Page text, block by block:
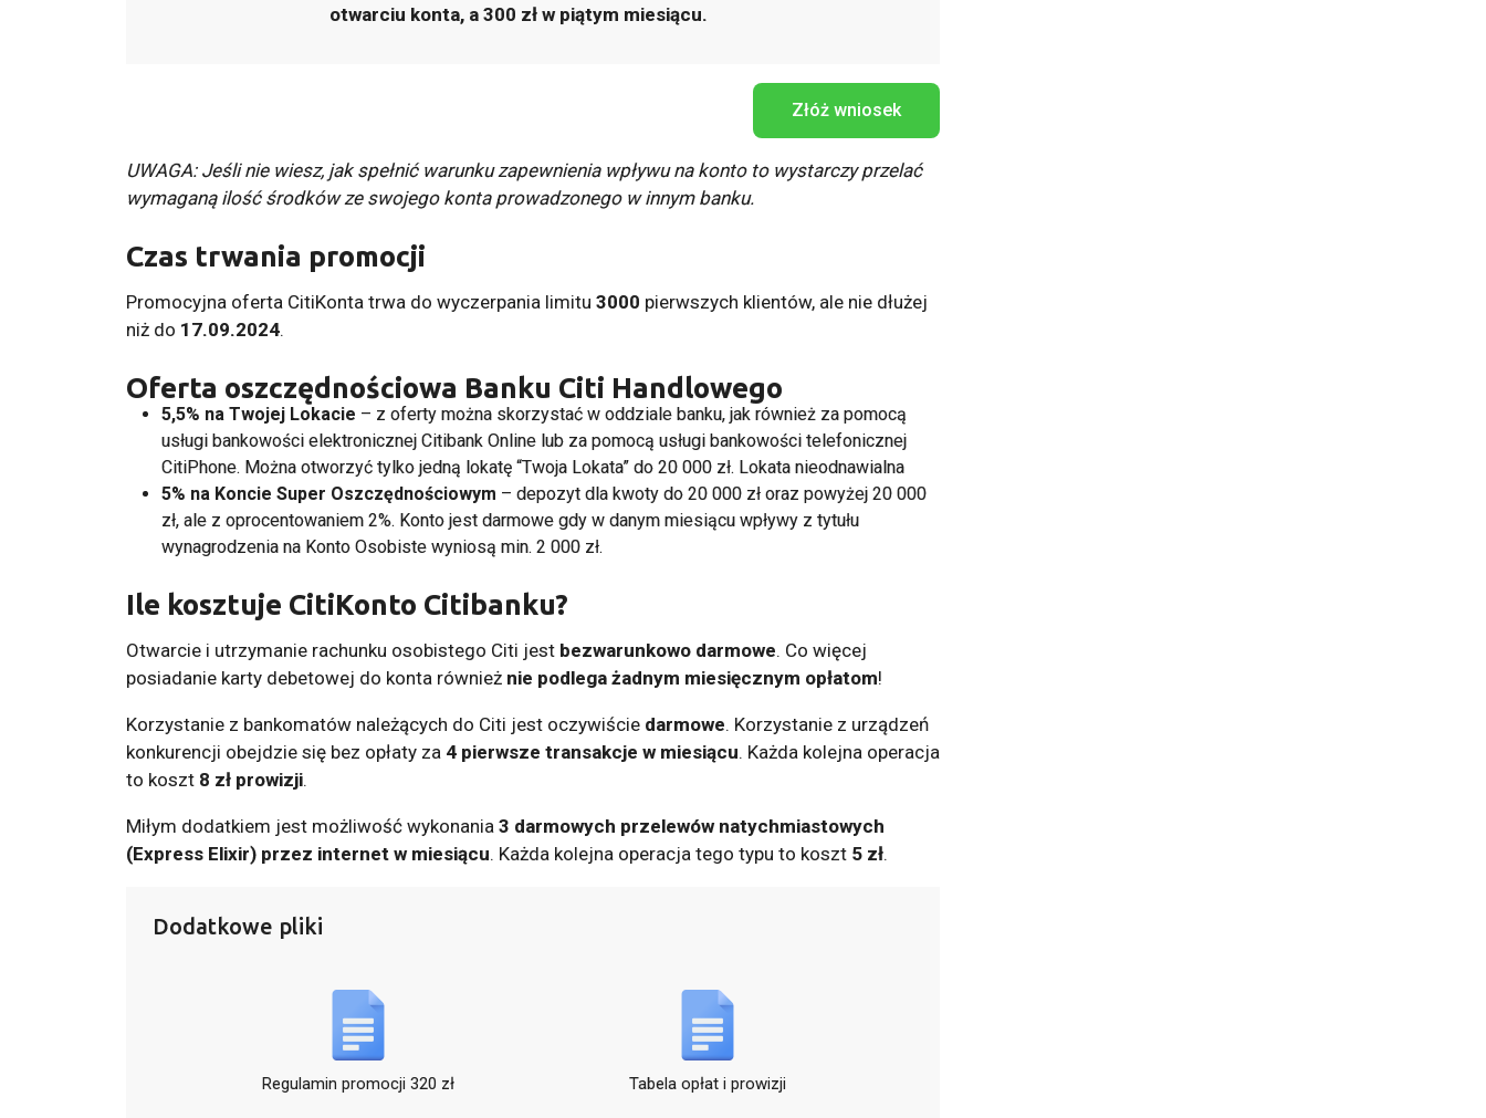
otwarciu konta, a 300 zł w piątym miesiącu.
Złóż wniosek
UWAGA: Jeśli nie wiesz, jak spełnić warunku zapewnienia wpływu na konto to wystarczy przelać
wymaganą ilość środków ze swojego konta prowadzonego w innym banku.
Czas trwania promocji
Promocyjna oferta CitiKonta trwa do wyczerpania limitu 3000 pierwszych klientów, ale nie dłużej
niż do 17.09.2024.
Oferta oszczędnościowa Banku Citi Handlowego
5,5% na Twojej Lokacie – z oferty można skorzystać w oddziale banku, jak również za pomocą
usługi bankowości elektronicznej Citibank Online lub za pomocą usługi bankowości telefonicznej
CitiPhone. Można otworzyć tylko jedną lokatę “Twoja Lokata” do 20 000 zł. Lokata nieodnawialna
5% na Koncie Super Oszczędnościowym – depozyt dla kwoty do 20 000 zł oraz powyżej 20 000
zł, ale z oprocentowaniem 2%. Konto jest darmowe gdy w danym miesiącu wpływy z tytułu
wynagrodzenia na Konto Osobiste wyniosą min. 2 000 zł.
Ile kosztuje CitiKonto Citibanku?
Otwarcie i utrzymanie rachunku osobistego Citi jest bezwarunkowo darmowe. Co więcej
posiadanie karty debetowej do konta również nie podlega żadnym miesięcznym opłatom!
Korzystanie z bankomatów należących do Citi jest oczywiście darmowe. Korzystanie z urządzeń
konkurencji obejdzie się bez opłaty za 4 pierwsze transakcje w miesiącu. Każda kolejna operacja
to koszt 8 zł prowizji.
Miłym dodatkiem jest możliwość wykonania 3 darmowych przelewów natychmiastowych
(Express Elixir) przez internet w miesiącu. Każda kolejna operacja tego typu to koszt 5 zł.
Dodatkowe pliki
Regulamin promocji 320 zł Tabela opłat i prowizji